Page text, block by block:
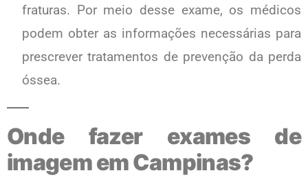
fraturas. Por meio desse exame, os médicos
podem obter as informações necessárias para
prescrever tratamentos de prevenção da perda
óssea.
Onde fazer exames de
imagem em Campinas?